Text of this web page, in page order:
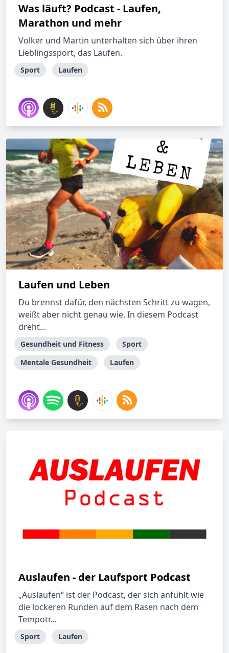
Was läuft? Podcast - Laufen,
Marathon und mehr
Volker und Martin unterhalten sich über ihren
Lieblingssport, das Laufen.
Sport Laufen
Laufen und Leben
Du brennst dafür, den nächsten Schritt zu wagen,
weißt aber nicht genau wie. In diesem Podcast
dreht...
Gesundheit und Fitness
Sport
Mentale Gesundheit
Laufen
Auslaufen - der Laufsport Podcast
„Auslaufen“ ist der Podcast, der sich anfühlt wie
die lockeren Runden auf dem Rasen nach dem
Tempotr...
Sport Laufen